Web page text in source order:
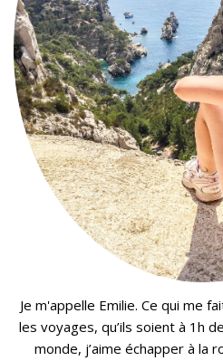
Je m'appelle Emilie. Ce qui me
les voyages, qu’ils soient à 1h
monde, j’aime échapper à la